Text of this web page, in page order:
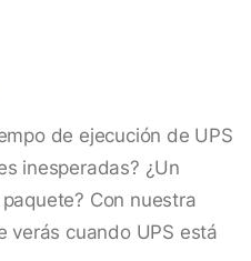
de ejecución de UPS
inesperadas? ¿Un
Con nuestra
verás cuando UPS está